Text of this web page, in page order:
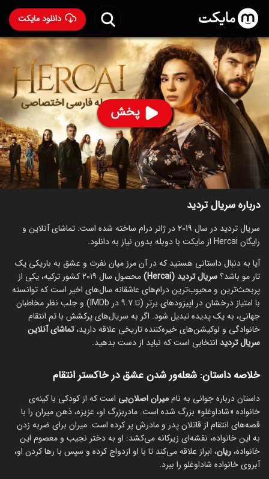
دانلود مایکت
پخش
سریال تردید با دوبله فارسی- Hercai 2019
۳,۰۶۸ 88 % ۶.۶
ساخت ترکیه سال 2019
رده سنی ۱۸+
ترکی
سریال درام عاشقانه
توضیحات قسمت‌ها سریال‌های مشابه
درباره سریال تردید
سریال تردید در سال 2019 در ژانر درام ساخته شده است. تماشای آنلاین و
رایگان Hercai از مایکت با دوبله بدون نیاز به دانلود.
آیا به دنبال داستانی هستید که در آن مرز میان نفرت و عشق به باریکی یک
تار مو باشد؟سریال تردید (Hercai)
محصول سال ۲۰۱۹ کشور ترکیه، یکی از
پربحث‌ترین و محبوب‌ترین درام‌های عاشقانه سال‌های اخیر است که توانسته
با امتیاز درخشان در اپیزودهای برتر (تا ۹.۷ در IMDb) و جلب نظر مخاطبان
جهانی، به یک پدیده تبدیل شود. اگر به سریال‌های پرکشش با تم انتقام
خانوادگی و لوکیشن‌های خیره‌کننده تاریخی علاقه دارید،تماشای آنلاین
سریال تردید انتخابی است که نباید از دست بدهید.
خلاصه داستان: شعله‌ور شدن عشق در خاکستر انتقام
داستان درباره جوانی به ناممیران اصلان‌بی است که از کودکی با کینه‌ی
خانواده «شاداوغلو» بزرگ شده است. مادربزرگ او، عزیزه، ذهن میران را با
قصه‌های انتقام از قاتلان پدر و مادرش پر کرده است. میران برای ضربه زدن
به این خانواده، نقشه‌ای زیرکانه می‌کشد: او به دختر نجیب و معصوم این
خانواده،ریان، ابراز علاقه می‌کند تا با او ازدواج کرده و سپس با رها کردن او،
آبروی خانواده شاداوغلو را ببرد.